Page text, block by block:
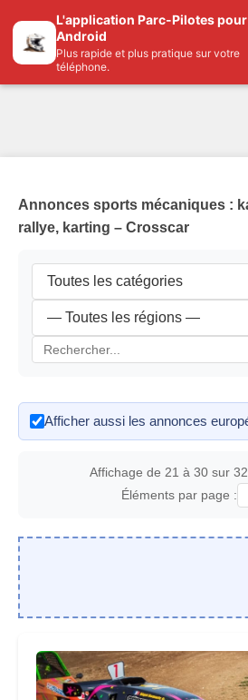
L'application Parc-Pilotes pour
Android
Plus rapide et plus pratique sur votre
téléphone.
Parc-pilotes.com
Annonces sports mécaniques :
rallye, karting – Crosscar
Afficher aussi les annonces
Affichage de 21 à 30 sur
Éléments par page :